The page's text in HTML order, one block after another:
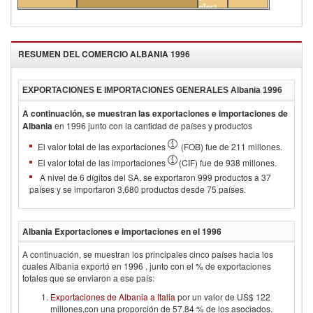
electricidad
RESUMEN DEL COMERCIOALBANIA 1996
EXPORTACIONES E IMPORTACIONES GENERALES Albania 1996
A continuación, se muestran las exportaciones e importaciones de
Albaniaen 1996 junto con la cantidad de países y productos
El valor total de las exportaciones
(FOB) fue de 211 millones.
El valor total de las importaciones
(CIF) fue de 938 millones.
A nivel de 6 dígitos del SA, se exportaron 999 productos a 37
países y se importaron 3,680 productos desde 75 países.
Albania Exportaciones e importaciones en el1996
A continuación, se muestran los principales cinco países hacia los
cualesAlbania exportó en 1996 , junto con el % de exportaciones
totales que se enviaron a ese país:
Exportaciones de Albania a Italia por un valor de US$ 122
millones,con una proporción de 57.84 % de los asociados.